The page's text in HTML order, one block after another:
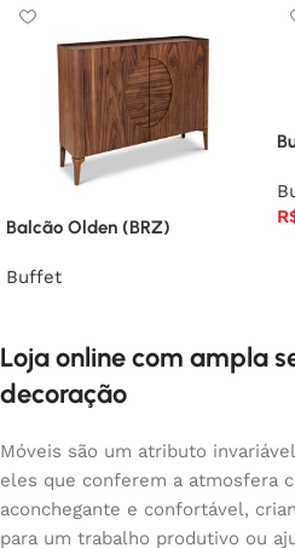
Balcão Olden (BRZ)
Buffet
Loja online com ampla
decoração
Móveis são um atributo
eles que conferem a atmosfera
aconchegante e confortável,
para um trabalho produtivo ou